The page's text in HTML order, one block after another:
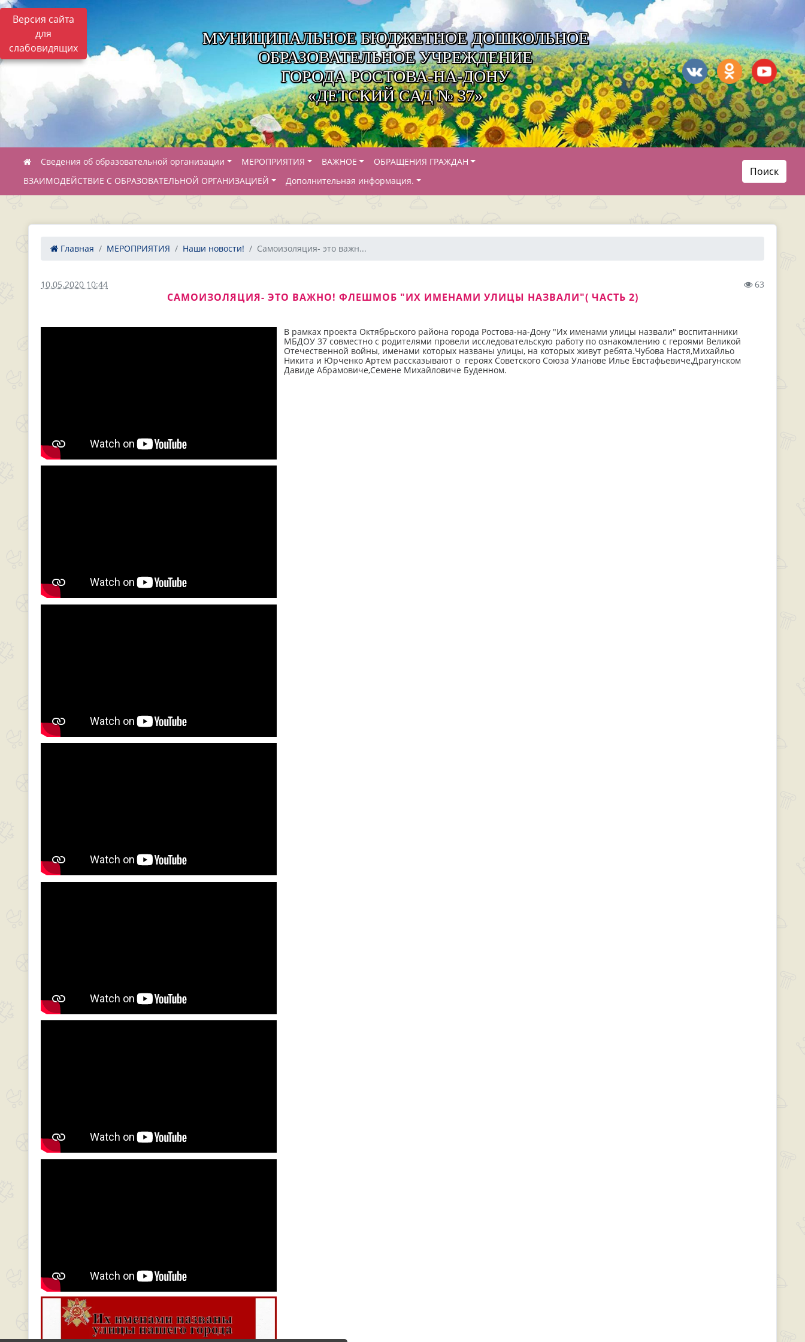
Версия сайта
для
слабовидящих
МУНИЦИПАЛЬНОЕ БЮДЖЕТНОЕ ДОШКОЛЬНОЕ
ОБРАЗОВАТЕЛЬНОЕ УЧРЕЖДЕНИЕ
ГОРОДА РОСТОВА-НА-ДОНУ
«ДЕТСКИЙ САД № 37»
Сведения об образовательной организации МЕРОПРИЯТИЯ ВАЖНОЕ
ОБРАЩЕНИЯ ГРАЖДАН
ВЗАИМОДЕЙСТВИЕ С ОБРАЗОВАТЕЛЬНОЙ ОРГАНИЗАЦИЕЙ
Дополнительная информация.
Поиск
Главная МЕРОПРИЯТИЯ Наши новости! Самоизоляция- это важн...
10.05.2020 10:44 63
САМОИЗОЛЯЦИЯ- ЭТО ВАЖНО! ФЛЕШМОБ "ИХ ИМЕНАМИ УЛИЦЫ НАЗВАЛИ"( ЧАСТЬ 2)
В рамках проекта Октябрьского района города Ростова-на-Дону "Их именами улицы назвали" воспитанники
МБДОУ 37 совместно с родителями провели исследовательскую работу по ознакомлению с героями Великой
Отечественной войны, именами которых названы улицы, на которых живут ребята.Чубова Настя,Михайльо
Никита и Юрченко Артем рассказывают о героях Советского Союза Уланове Илье Евстафьевиче,Драгунском
Давиде Абрамовиче,Семене Михайловиче Буденном.